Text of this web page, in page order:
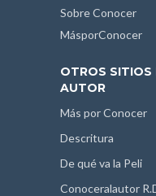
Sobre Conocer
MásporConocer
OTROS SITIOS
AUTOR
Más por Conocer
Descritura
De qué va la Peli
Conoceralautor